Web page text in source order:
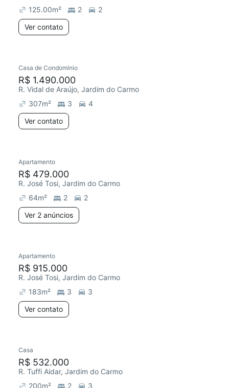
125.00m² 2
2
Ver contato
Casa de Condomínio
R$ 1.490.000
R. Vidal de Araújo, Jardim do Carmo
307m² 3
4
Ver contato
Apartamento
R$ 479.000
R. José Tosi, Jardim do Carmo
64m² 2
2
Ver 2 anúncios
Apartamento
R$ 915.000
R. José Tosi, Jardim do Carmo
183m² 3
3
Ver contato
Casa
R$ 532.000
R. Tuffi Aidar, Jardim do Carmo
200m² 2 3